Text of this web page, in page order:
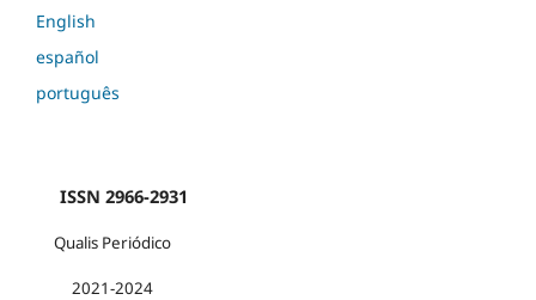
English
español
português
ISSN 2966-2931
Qualis Periódico
2021-2024